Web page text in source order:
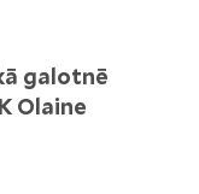
galotnē
Olaine